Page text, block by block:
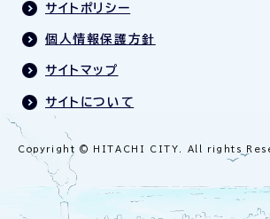
サイトポリシー
個人情報保護方針
サイトマップ
サイトについて
Copyright © HITACHI CITY. All rights